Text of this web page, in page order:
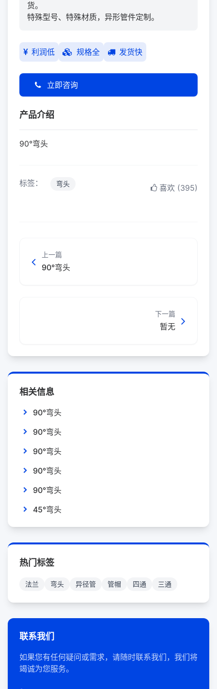
货。
特殊型号、特殊材质，异形管件定制。
利润低 规格全 发货快
立即咨询
产品介绍
90°弯头
标签： 弯头 喜欢 (395)
上一篇
90°弯头
下一篇
暂无
相关信息
90°弯头
90°弯头
90°弯头
90°弯头
90°弯头
45°弯头
热门标签
法兰 弯头 异径管 管帽 四通 三通
联系我们
如果您有任何疑问或需求，请随时联系我们，我们将
竭诚为您服务。